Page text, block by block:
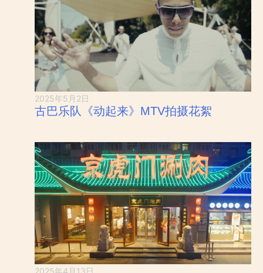
2025年5月2日
古巴乐队《动起来》MTV拍摄花絮
2025年4月13日